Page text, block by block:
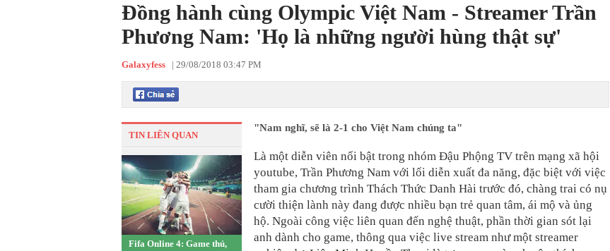
Đồng hành cùng Olympic Việt Nam - Streamer Trần
Phương Nam: 'Họ là những người hùng thật sự'
Galaxyfess | 29/08/2018 03:47 PM
TIN LIÊN QUAN
Fifa Online 4: Game thủ,
"Nam nghĩ, sẽ là 2-1 cho Việt Nam chúng ta"
Là một diễn viên nổi bật trong nhóm Đậu Phộng TV trên mạng xã hội
youtube, Trần Phương Nam với lối diễn xuất đa năng, đặc biệt với việc
tham gia chương trình Thách Thức Danh Hài trước đó, chàng trai có nụ
cười thiện lành này đang được nhiều bạn trẻ quan tâm, ái mộ và ủng
hộ. Ngoài công việc liên quan đến nghệ thuật, phần thời gian sót lại
anh dành cho game, thông qua việc live stream như một streamer